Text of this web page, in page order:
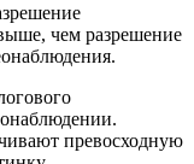
чем разрешение
превосходную